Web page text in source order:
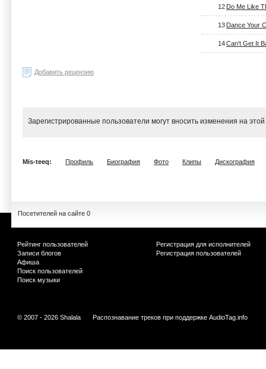
12 Do Me Like
13 Dance Your
14Can't Get It
Добавить рецензию
Зарегистрированные пользователи могут вносить изменения на
Mis-teeq: Профиль Биография Фото Клипы Дискография
Посетителей на сайте 0
Рейтинг пользователей
Записи блогов
Афиша
Поиск пользователей
Поиск музыки
Регистрация для исполнителей
Регистрация пользователей
© 2007 - 2026 Shalala Распознавание треков при поддержке AudioTag.info